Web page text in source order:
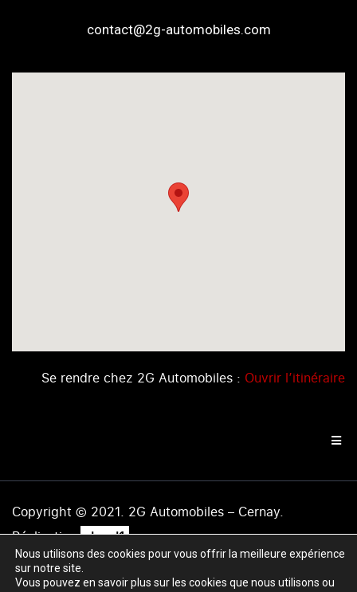
contact@2g-automobiles.com
Se rendre chez 2G Automobiles : Ouvrir l’itinéraire
Copyright © 2021. 2G Automobiles – Cernay.
Réalisation .level1
Mentions légales|Politique de confidentialité|Plan du
site
Nous utilisons des cookies pour vous offrir la meilleure expérience
sur notre site.
Vous pouvez en savoir plus sur les cookies que nous utilisons ou